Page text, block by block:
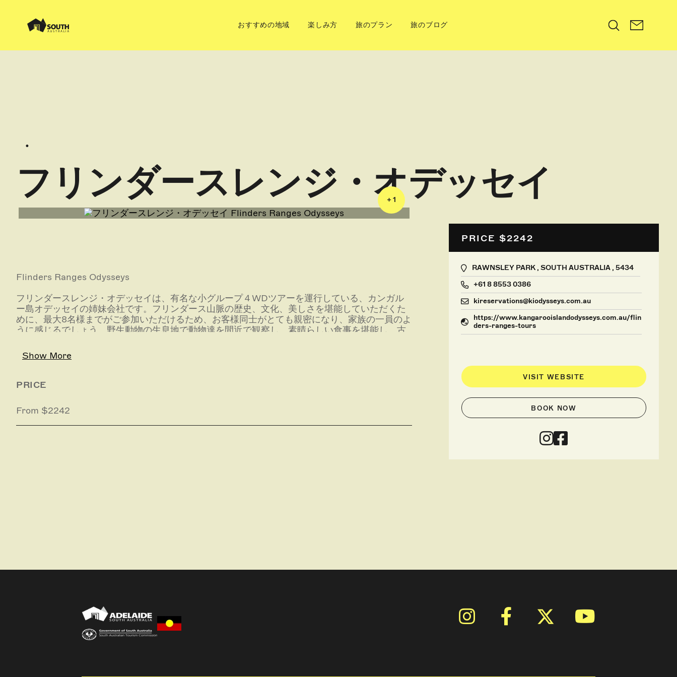
おすすめの地域 楽しみ方 旅のプラン 旅のブログ Search
フリンダースレンジ・オデッセイ
+ 1
PRICE $2242
RAWNSLEY PARK , SOUTH AUSTRALIA , 5434
+61 8 8553 0386
kireservations@kiodysseys.com.au
https://www.kangarooislandodysseys.com.au/flin
ders-ranges-tours
VISIT WEBSITE
BOOK NOW
Flinders Ranges Odysseys
フリンダースレンジ・オデッセイは、有名な小グループ４WDツアーを運行している、カンガル
ー島オデッセイの姉妹会社です。フリンダース山脈の歴史、文化、美しさを堪能していただくた
めに、最大8名様までがご参加いただけるため、お客様同士がとても親密になり、家族の一員のよ
うに感じるでしょう。野生動物の生息地で動物達を間近で観察し、素晴らしい食事を堪能し、古
Show More
PRICE
From $2242